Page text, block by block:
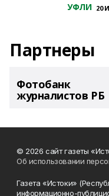
УФЛИ 20
Партнеры
Фотобанк
журналистов РБ
© 2026 сайт газеты
Об использовании
Газета «Истоки»
информационно-